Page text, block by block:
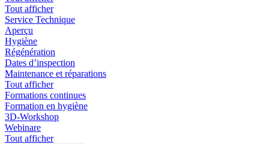
Tout afficher
Service Technique
Aperçu
Hygiène
Régénération
Dates d’inspection
Maintenance et réparations
Tout afficher
Formations continues
Formation en hygiène
3D-Workshop
Webinare
Tout afficher